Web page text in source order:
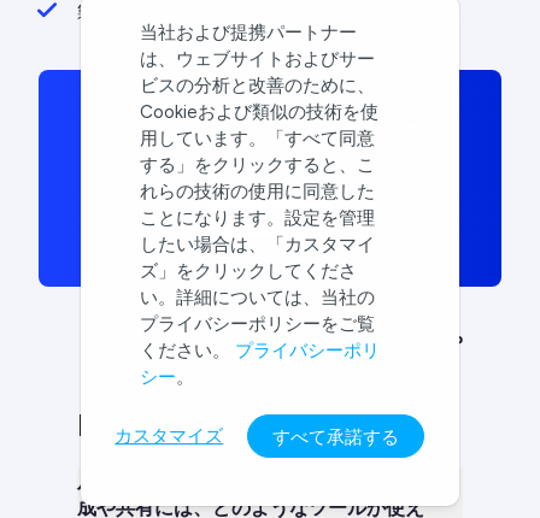
製品メッセージ
キャンバスを生きたマップに変え
よう
はじめる
よくある質問｜バリュープ
ロポジションキャンバス
FAQ
バリュープロポジションキャンバスの作
成や共有には、どのようなツールが使え
当社および提携パートナー
は、ウェブサイトおよびサー
ビスの分析と改善のために、
Cookieおよび類似の技術を使
用しています。「すべて同意
する」をクリックすると、こ
れらの技術の使用に同意した
ことになります。設定を管理
したい場合は、「カスタマイ
ズ」をクリックしてくださ
い。詳細については、当社の
プライバシーポリシーをご覧
ください。 プライバシーポリ
シー。
カスタマイズ すべて承諾する